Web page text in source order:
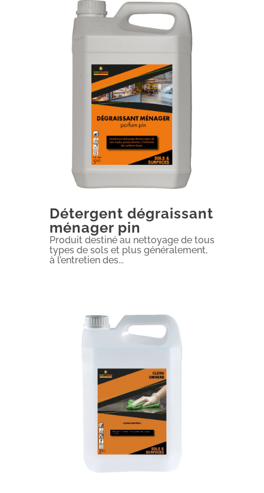
Détergent dégraissant
ménager pin
Produit destiné au nettoyage de tous
types de sols et plus généralement,
à l’entretien des...